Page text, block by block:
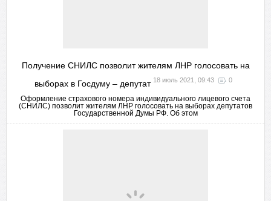
Получение СНИЛС позволит жителям ЛНР голосовать на
выборах в Госдуму – депутат 18 июль 2021, 09:43 0
Оформление страхового номера индивидуального лицевого счета
(СНИЛС) позволит жителям ЛНР голосовать на выборах депутатов
Государственной Думы РФ. Об этом